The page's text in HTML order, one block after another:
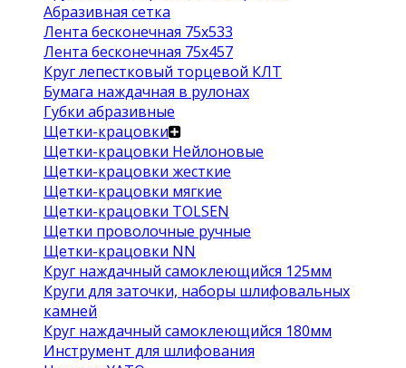
Абразивная сетка
Лента бесконечная 75х533
Лента бесконечная 75х457
Круг лепестковый торцевой КЛТ
Бумага наждачная в рулонах
Губки абразивные
Щетки-крацовки
Щетки-крацовки Нейлоновые
Щетки-крацовки жесткие
Щетки-крацовки мягкие
Щетки-крацовки TOLSEN
Щетки проволочные ручные
Щетки-крацовки NN
Круг наждачный самоклеющийся 125мм
Круги для заточки, наборы шлифовальных
камней
Круг наждачный самоклеющийся 180мм
Инструмент для шлифования